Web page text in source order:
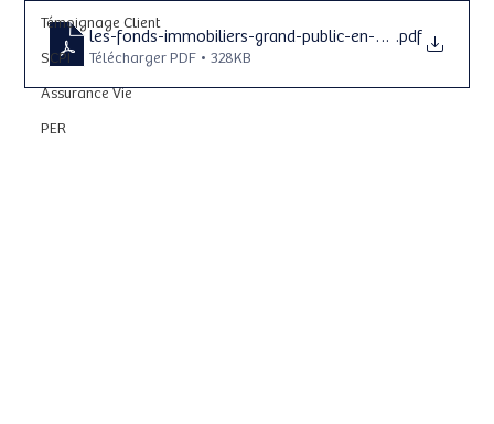
Témoignage Client
SCPI
Assurance Vie
PER
les-fonds-immobiliers-grand-public-en-2023-
.pdf
Télécharger PDF • 328KB